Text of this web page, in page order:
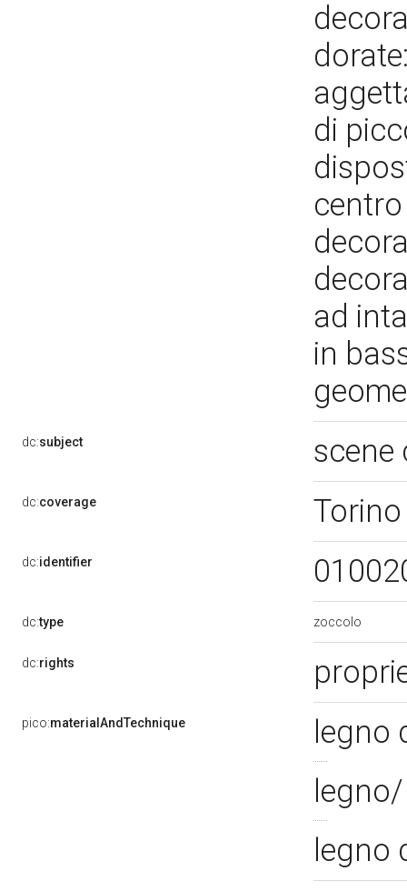
di
ad
in
dc:subject
dc:coverage
dc:identifier
dc:type zoccolo
dc:rights
pico:materialAndTechnique
legno
legno